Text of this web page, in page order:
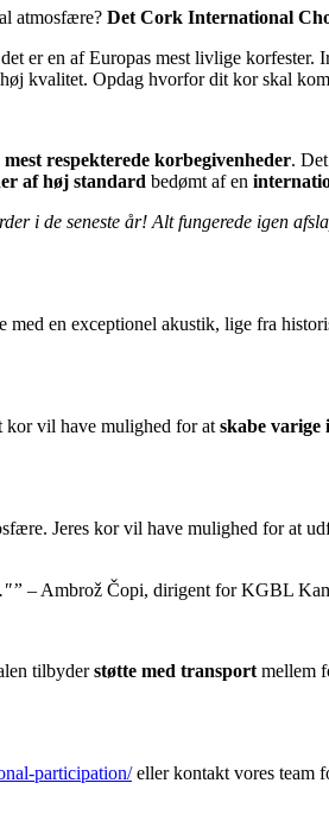
atmosfære? Det Cork International
er en af Europas mest livlige korfester.
kvalitet. Opdag hvorfor dit kor skal
respekterede korbegivenheder.
af høj standard bedømt af en
i de seneste år! Alt fungerede igen
en exceptionel akustik, lige fra
kor vil have mulighed for at skabe
Jeres kor vil have mulighed for at
– Ambrož Čopi, dirigent for KGBL
tilbyderstøtte med transport mellem
participation/eller kontakt vores team